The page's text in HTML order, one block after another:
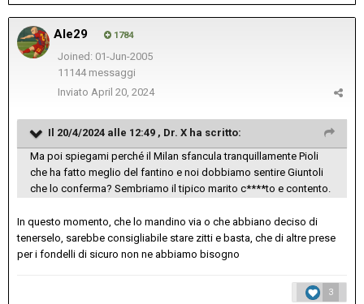
Ale29 1784
Joined: 01-Jun-2005
11144 messaggi
Inviato April 20, 2024
Il 20/4/2024 alle 12:49 , Dr. X ha scritto:
Ma poi spiegami perché il Milan sfancula tranquillamente Pioli
che ha fatto meglio del fantino e noi dobbiamo sentire Giuntoli
che lo conferma? Sembriamo il tipico marito c****to e contento.
In questo momento, che lo mandino via o che abbiano deciso di
tenerselo, sarebbe consigliabile stare zitti e basta, che di altre prese
per i fondelli di sicuro non ne abbiamo bisogno
3